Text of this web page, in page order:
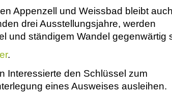
Appenzell und Weissbad bleibt
drei Ausstellungsjahre, werden
und ständigem Wandel gegenwärtig
.
Interessierte den Schlüssel zum
eines Ausweises ausleihen.